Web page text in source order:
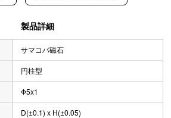
製品詳細
サマコバ磁石
円柱型
Φ5x1
D(±0.1) x H(±0.05)